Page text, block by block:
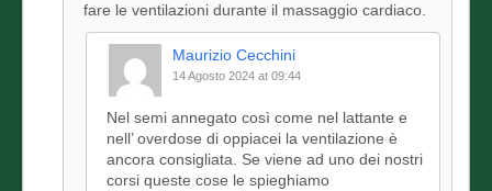
fare le ventilazioni durante il massaggio cardiaco.
Maurizio Cecchini
14 Agosto 2024 at 09:44
Nel semi annegato così come nel lattante e
nell’ overdose di oppiacei la ventilazione è
ancora consigliata. Se viene ad uno dei nostri
corsi queste cose le spieghiamo